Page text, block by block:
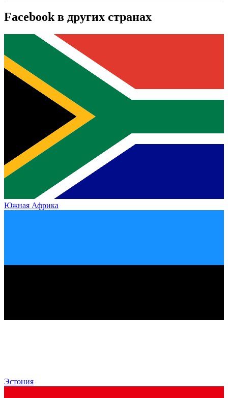
Facebook в других странах
Южная Африка
Эстония